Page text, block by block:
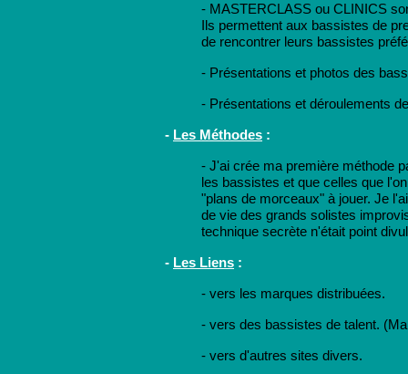
- MASTERCLASS ou CLINICS
Ils permettent aux bassistes de
de rencontrer leurs bassistes
- Présentations et photos des
- Présentations et déroulements
- Les Méthodes :
- J'ai crée ma première méthode
les bassistes et que celles que
"plans de morceaux" à jouer. Je
de vie des grands solistes
technique secrète n'était point
- Les Liens :
- vers les marques distribuées.
- vers des bassistes de talent.
- vers d'autres sites divers.